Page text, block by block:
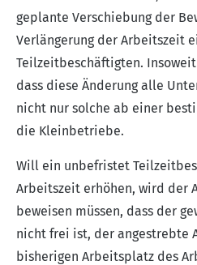
geplante Verschiebung der
Verlängerung der Arbeitszeit
Teilzeitbeschäftigten.
dass diese Änderung alle
nicht nur solche ab einer
die Kleinbetriebe.
Will ein unbefristet
Arbeitszeit erhöhen, wird der
beweisen müssen, dass der
nicht frei ist, der angestrebte
bisherigen Arbeitsplatz des